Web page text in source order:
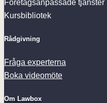
Företagsanpassade tjänster
Kursbibliotek
Rådgivning
Fråga experterna
Boka videomöte
Om Lawbox